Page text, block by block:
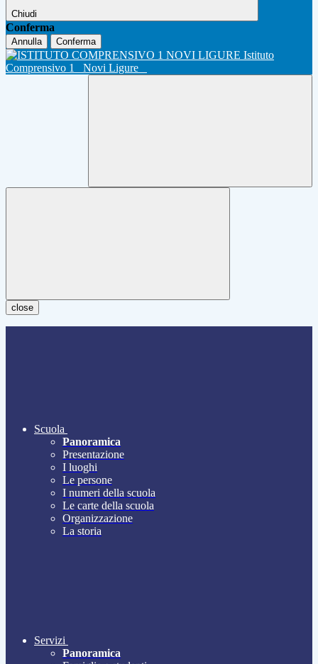
Chiudi
Conferma
Annulla Conferma
Istituto
Comprensivo 1
Novi Ligure
close
Scuola
Panoramica
Presentazione
I luoghi
Le persone
I numeri della scuola
Le carte della scuola
Organizzazione
La storia
Servizi
Panoramica